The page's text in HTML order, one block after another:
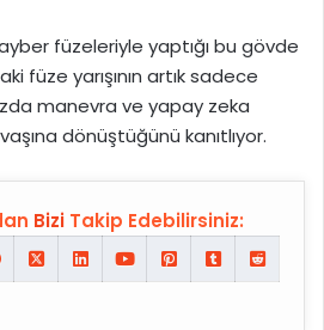
füzeleriyle yaptığı bu gövde
füze yarışının artık sadece
manevra ve yapay zeka
dönüştüğünü kanıtlıyor.
Bizi Takip Edebilirsiniz: